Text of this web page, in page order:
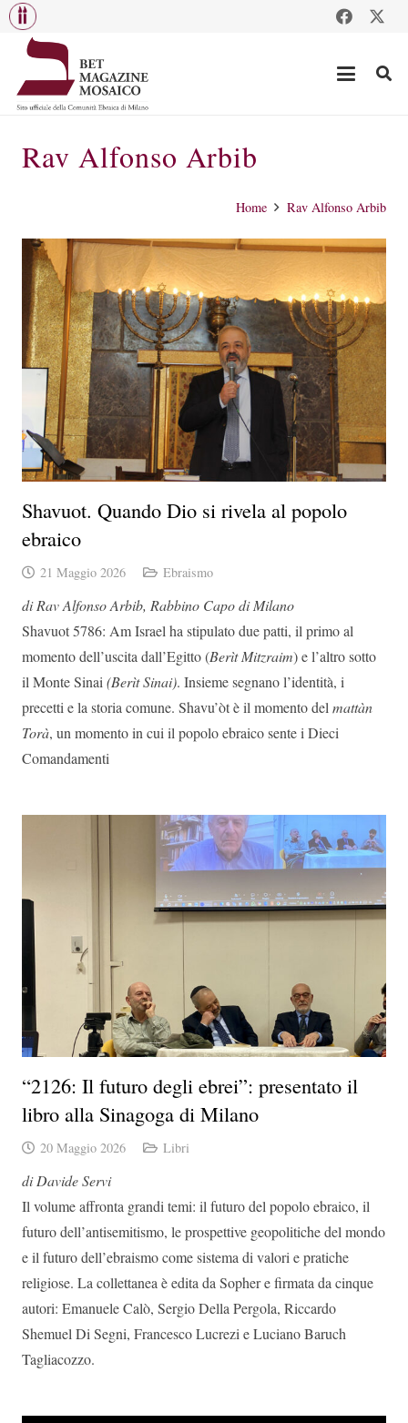
Rav Alfonso Arbib
Home Rav Alfonso Arbib
Shavuot. Quando Dio si rivela al popolo
ebraico
21 Maggio 2026 Ebraismo
di Rav Alfonso Arbib, Rabbino Capo di Milano
Shavuot 5786: Am Israel ha stipulato due patti, il primo al
momento dell’uscita dall’Egitto (Berìt Mitzraim)e l’altro sotto
il Monte Sinai (Berìt Sinai). Insieme segnano l’identità, i
precetti e la storia comune. Shavu’òt è il momento del mattàn
Torà, un momento in cui il popolo ebraico sente i Dieci
Comandamenti
“2126: Il futuro degli ebrei”: presentato il
libro alla Sinagoga di Milano
20 Maggio 2026 Libri
di Davide Servi
Il volume affronta grandi temi: il futuro del popolo ebraico, il
futuro dell’antisemitismo, le prospettive geopolitiche del mondo
e il futuro dell’ebraismo come sistema di valori e pratiche
religiose. La collettanea è edita da Sopher e firmata da cinque
autori: Emanuele Calò, Sergio Della Pergola, Riccardo
Shemuel Di Segni, Francesco Lucrezi e Luciano Baruch
Tagliacozzo.